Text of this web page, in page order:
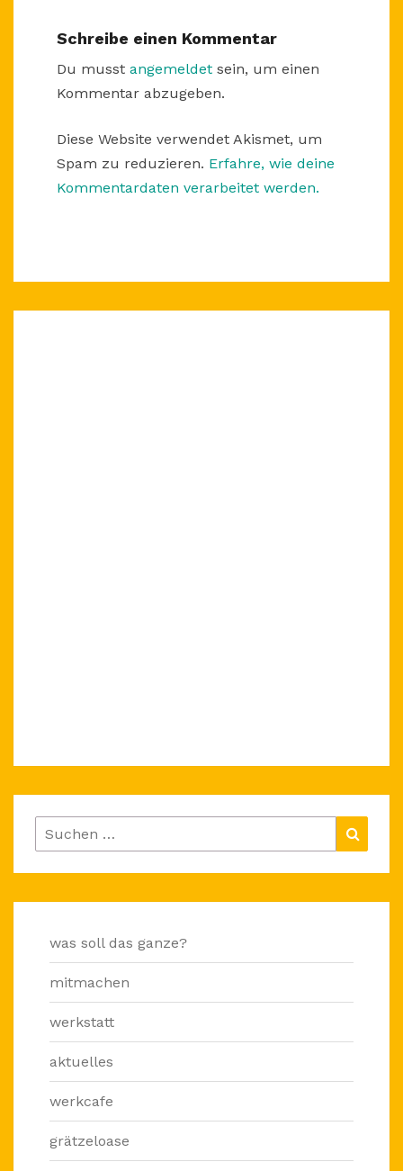
Schreibe einen Kommentar
Du musst angemeldet sein, um einen
Kommentar abzugeben.
Diese Website verwendet Akismet, um
Spam zu reduzieren. Erfahre, wie deine
Kommentardaten verarbeitet werden.
Suchen
nach:
was soll das ganze?
mitmachen
werkstatt
aktuelles
werkcafe
grätzeloase